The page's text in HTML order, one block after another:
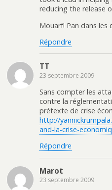
reducing the release
Mouarf! Pan dans les
Répondre
TT
23 septembre 2009
Sans compter les
contre la
prétexte de crise
http://
and-la-crise-
Répondre
Marot
23 septembre 2009